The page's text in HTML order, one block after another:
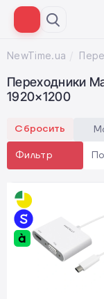
NewTime.ua
Переходники
1920×1200
Сбросить
Фильтр